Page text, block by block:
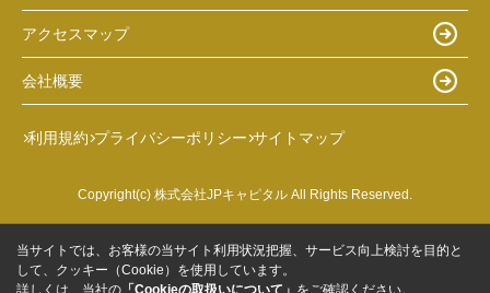
アクセスマップ
会社概要
利用規約 プライバシーポリシー サイトマップ
Copyright(c) 株式会社JPキャピタル All Rights Reserved.
当サイトでは、お客様の当サイト利用状況把握、サービス向上検討を目的と
して、クッキー（Cookie）を使用しています。
詳しくは、当社の 「Cookieの取扱いについて」 をご確認ください。